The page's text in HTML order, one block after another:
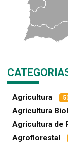
Agricultura
Agricultura
Agricultura de
Agroflorestal